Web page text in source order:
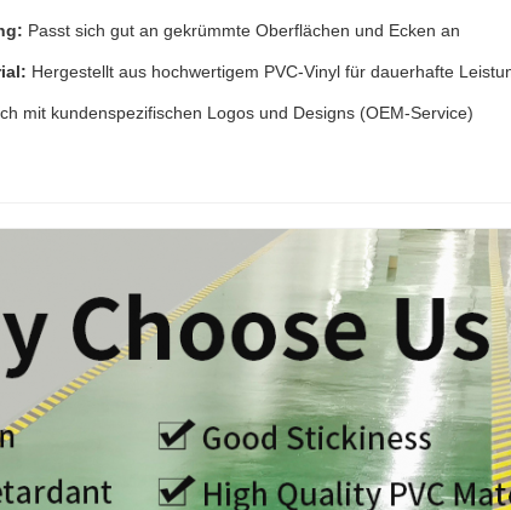
Passt sich gut an gekrümmte Oberflächen und Ecken an
Hergestellt aus hochwertigem PVC-Vinyl für dauerhafte
mit kundenspezifischen Logos und Designs (OEM-Service)